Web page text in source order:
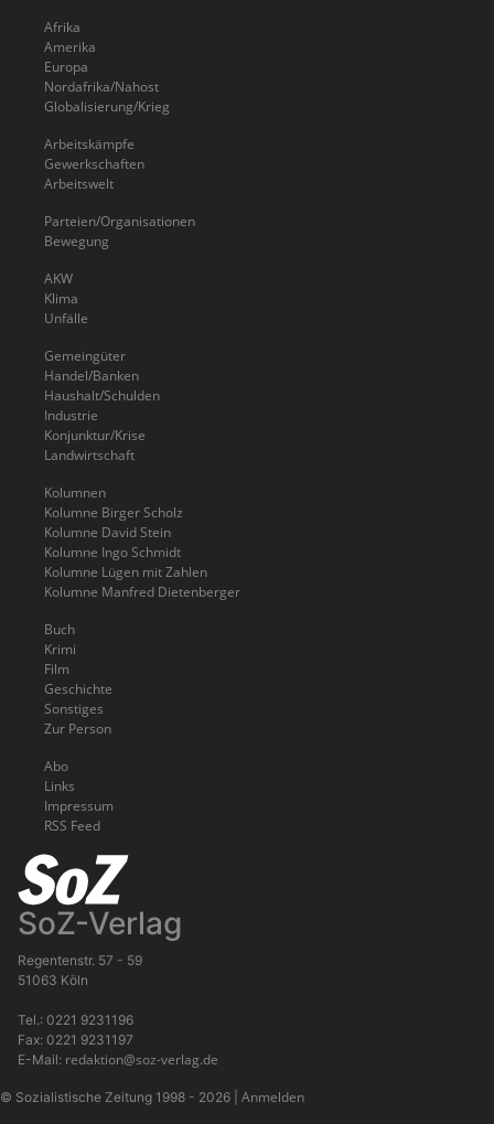
Afrika
Amerika
Europa
Nordafrika/Nahost
Globalisierung/Krieg
Arbeitskämpfe
Gewerkschaften
Arbeitswelt
Parteien/Organisationen
Bewegung
AKW
Klima
Unfälle
Gemeingüter
Handel/Banken
Haushalt/Schulden
Industrie
Konjunktur/Krise
Landwirtschaft
Kolumnen
Kolumne Birger Scholz
Kolumne David Stein
Kolumne Ingo Schmidt
Kolumne Lügen mit Zahlen
Kolumne Manfred Dietenberger
Buch
Krimi
Film
Geschichte
Sonstiges
Zur Person
Abo
Links
Impressum
RSS Feed
SoZ-Verlag
Regentenstr. 57 - 59
51063 Köln
Tel.: 0221 9231196
Fax: 0221 9231197
E-Mail: redaktion@soz-verlag.de
© Sozialistische Zeitung 1998 - 2026 Anmelden